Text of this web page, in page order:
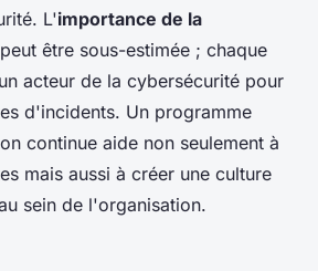
L'importance de la
être sous-estimée ; chaque
acteur de la cybersécurité pour
d'incidents. Un programme
continue aide non seulement à
mais aussi à créer une culture
sein de l'organisation.